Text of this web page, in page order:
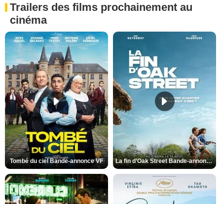
Trailers des films prochainement au
cinéma
Tombé du ciel Bande-annonce VF La fin d’Oak Street Bande-annonce VO STFR